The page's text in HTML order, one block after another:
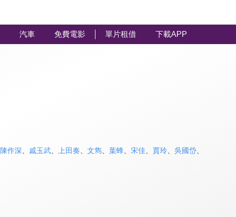
汽車 免費電影 單片租借 下載APP
陳作深 戚玉武、 上田奏 文雋、 葉蜂、 宋佳 賈玲、 吳國岱、